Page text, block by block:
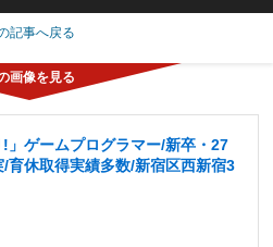
記事へ戻る
!」ゲームプログラマー/新卒・27
育休取得実績多数/新宿区西新宿3